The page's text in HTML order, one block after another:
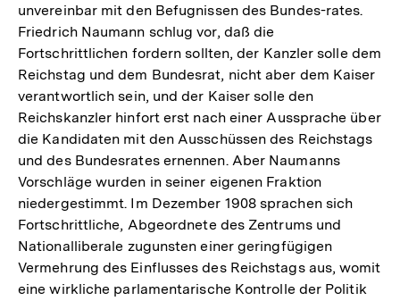
unvereinbar mit den Befugnissen des Bundes-rates.
Friedrich Naumann schlug vor, daß die
Fortschrittlichen fordern sollten, der Kanzler solle dem
Reichstag und dem Bundesrat, nicht aber dem Kaiser
verantwortlich sein, und der Kaiser solle den
Reichskanzler hinfort erst nach einer Aussprache über
die Kandidaten mit den Ausschüssen des Reichstags
und des Bundesrates ernennen. Aber Naumanns
Vorschläge wurden in seiner eigenen Fraktion
niedergestimmt. Im Dezember 1908 sprachen sich
Fortschrittliche, Abgeordnete des Zentrums und
Nationalliberale zugunsten einer geringfügigen
Vermehrung des Einflusses des Reichstags aus, womit
eine wirkliche parlamentarische Kontrolle der Politik